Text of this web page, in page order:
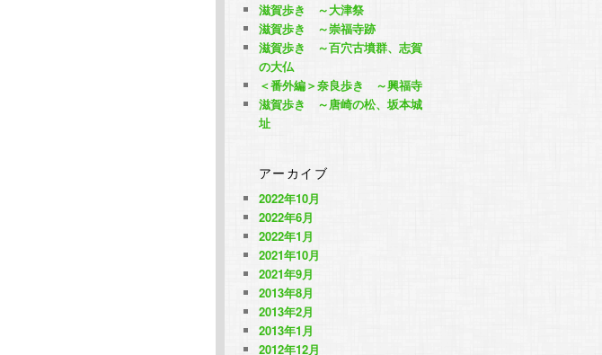
滋賀歩き ～大津祭
滋賀歩き ～崇福寺跡
滋賀歩き ～百穴古墳群、志賀
の大仏
＜番外編＞奈良歩き ～興福寺
滋賀歩き ～唐崎の松、坂本城
址
アーカイブ
2022年10月
2022年6月
2022年1月
2021年10月
2021年9月
2013年8月
2013年2月
2013年1月
2012年12月